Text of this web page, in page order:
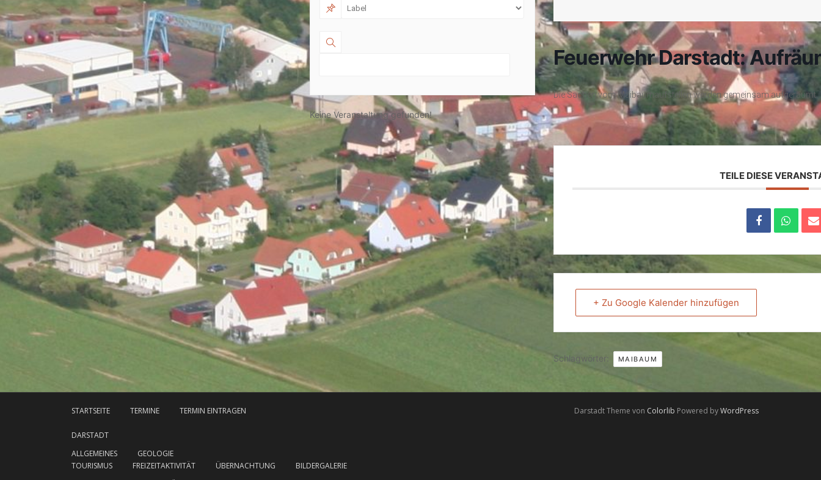
Keine Veranstaltung gefunden!
Feuerwehr Darstadt:
Die Sachen vom Maibaumaufstellen werden gemeinsam aufgeräumt.
TEILE DIESE
+ Zu Google Kalender hinzufügen
Schlagwörter: MAIBAUM
STARTSEITE TERMINE TERMIN EINTRAGEN
DARSTADT
ALLGEMEINES
GEOLOGIE
TOURISMUS
FREIZEITAKTIVITÄT ÜBERNACHTUNG
BILDERGALERIE
Darstadt Theme von Colorlib Powered byWordPress